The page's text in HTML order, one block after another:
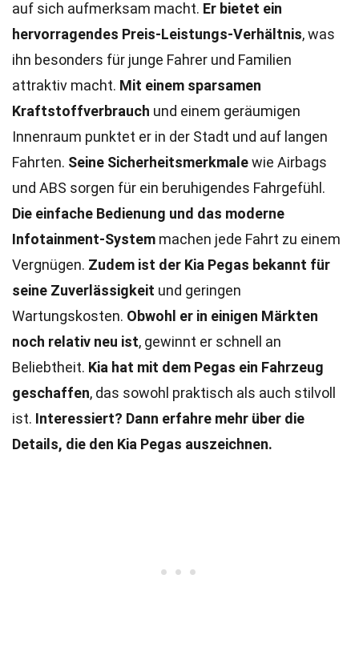
auf sich aufmerksam macht. Er bietet ein
hervorragendes Preis-Leistungs-Verhältnis, was
ihn besonders für junge Fahrer und Familien
attraktiv macht. Mit einem sparsamen
Kraftstoffverbrauch und einem geräumigen
Innenraum punktet er in der Stadt und auf langen
Fahrten. Seine Sicherheitsmerkmalewie Airbags
und ABS sorgen für ein beruhigendes Fahrgefühl.
Die einfache Bedienung und das moderne
Infotainment-System machen jede Fahrt zu einem
Vergnügen. Zudem ist der Kia Pegas bekannt für
seine Zuverlässigkeit und geringen
Wartungskosten. Obwohl er in einigen Märkten
noch relativ neu ist, gewinnt er schnell an
Beliebtheit. Kia hat mit dem Pegas ein Fahrzeug
geschaffen, das sowohl praktisch als auch stilvoll
ist. Interessiert? Dann erfahre mehr über die
Details, die den Kia Pegas auszeichnen.